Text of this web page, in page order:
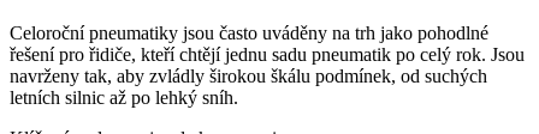
Celoroční pneumatiky jsou často uváděny na trh jako pohodlné
řešení pro řidiče, kteří chtějí jednu sadu pneumatik po celý rok. Jsou
navrženy tak, aby zvládly širokou škálu podmínek, od suchých
letních silnic až po lehký sníh.